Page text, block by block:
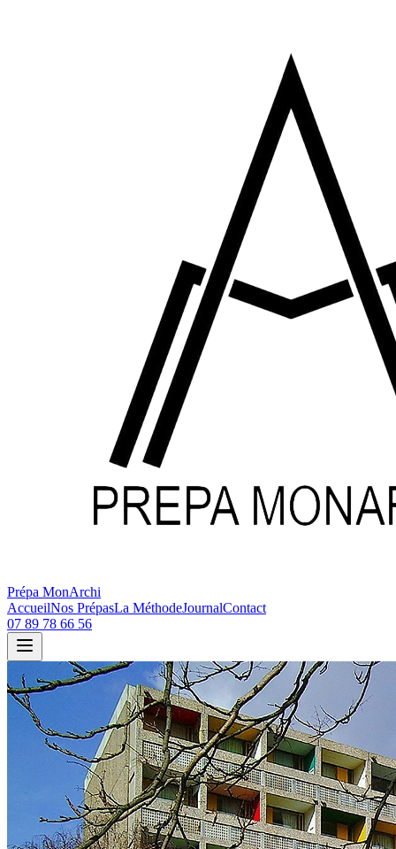
Prépa MonArchi
AccueilNos PrépasLa MéthodeJournalContact
07 89 78 66 56